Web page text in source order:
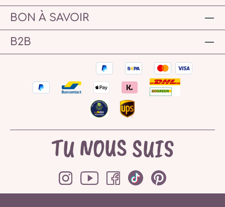
BON À SAVOIR
B2B
TU NOUS SUIS